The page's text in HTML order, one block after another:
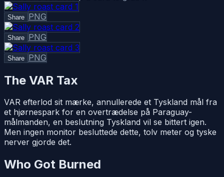
Share PNG
Share PNG
Share PNG
The VAR Tax
VAR efterlod sit mærke, annullerede et Tyskland mål fra
et hjørnespark for en overtrædelse på Paraguay-
målmanden, en beslutning Tyskland vil se bittert igen.
Men ingen monitor besluttede dette, tolv meter og tyske
nerver gjorde det.
Who Got Burned